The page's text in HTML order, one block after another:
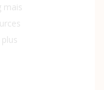
mais